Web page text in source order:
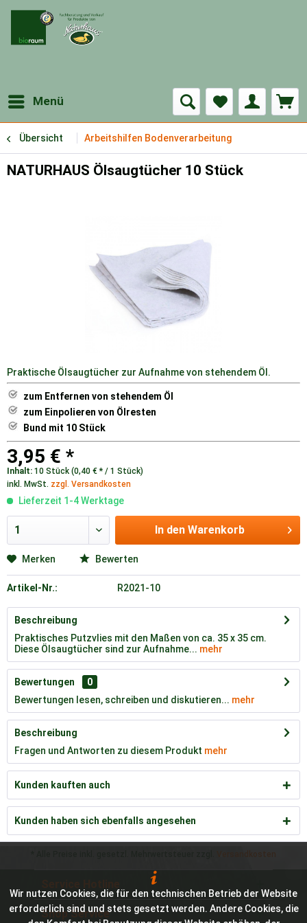
Menü
Übersicht Arbeitshilfen Bodenverarbeitung
NATURHAUS Ölsaugtücher 10 Stück
Praktische Ölsaugtücher zur Aufnahme von stehendem Öl.
zum Entfernen von stehendem Öl
zum Einpolieren von Ölresten
Bund mit 10 Stück
3,95 € *
Inhalt: 10 Stück (0,40 € * / 1 Stück)
inkl. MwSt. zzgl. Versandkosten
Lieferzeit 1-4 Werktage
In den Warenkorb
Merken Bewerten
Artikel-Nr.: R2021-10
Beschreibung
Praktisches Putzvlies mit den Maßen von ca. 35 x 35 cm.
Diese Ölsaugtücher sind zur Aufnahme... mehr
Bewertungen
0
Bewertungen lesen, schreiben und diskutieren... mehr
Beschreibung
Fragen und Antworten zu diesem Produkt mehr
Kunden kauften auch
Kunden haben sich ebenfalls angesehen
Shop Service
Wir nutzen Cookies, die für den technischen Betrieb der Website
erforderlich sind und stets gesetzt werden. Andere Cookies, die